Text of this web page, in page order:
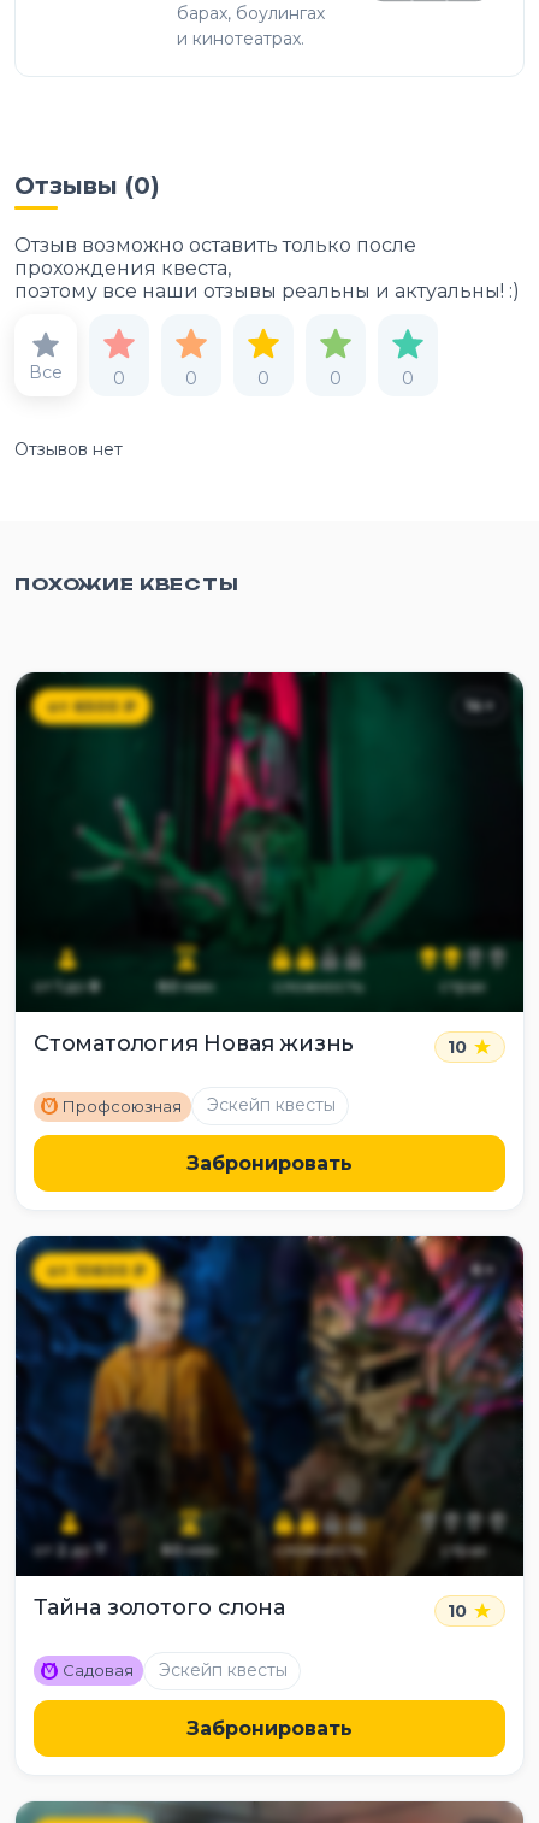
барах, боулингах
и кинотеатрах.
Отзывы (0)
Отзыв возможно оставить только после
прохождения квеста,
поэтому все наши отзывы реальны и актуальны! :)
Все 0 0 0 0 0
Отзывов нет
ПОХОЖИЕ КВЕСТЫ
от6500₽ 14+
от до8 60мин сложность страх
Стоматология Новая жизнь 10
M Профсоюзная Эскейп квесты
Забронировать
от 10600₽ 6+
от 2до 60мин сложность страх
Тайна золотого слона 10
M Садовая Эскейп квесты
Забронировать